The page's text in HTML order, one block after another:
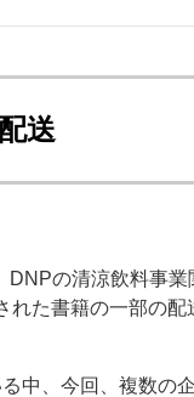
ュー コレクショ
・地域 ポストプレス
様なビジネス・多彩な
送
の清涼飲料事
た書籍の一部の
中、今回、複数の